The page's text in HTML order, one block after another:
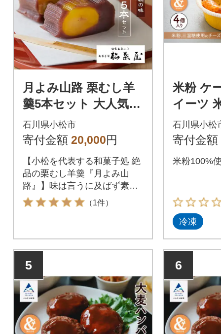
月よみ山路 栗むし羊
羹5本セット 大人気よ
うかん 羊かんセット
石川県小松市
寄付金額 20,000円
【小松を代表する和菓子処 絶
品の栗むし羊羹『月よみ山
路』】味は言うに及ばず素
材、かたち、色、香りが絶妙
に溶け合った「伝統の味」。
（1件）
米粉 ケ
イーツ
4個入り
石川県小松
寄付金額
米粉100%
冷凍
5 6